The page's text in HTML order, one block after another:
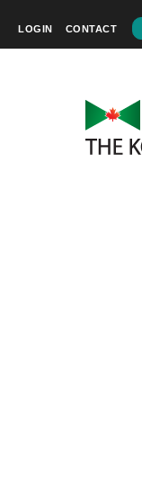
LOGIN CONTACT